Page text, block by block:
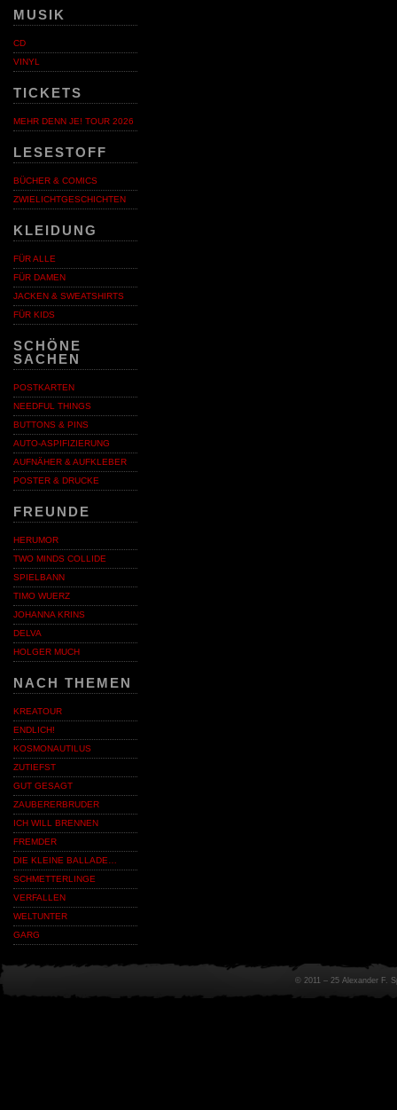
MUSIK
CD
VINYL
TICKETS
MEHR DENN JE! TOUR 2026
LESESTOFF
BÜCHER & COMICS
ZWIELICHTGESCHICHTEN
KLEIDUNG
FÜR ALLE
FÜR DAMEN
JACKEN & SWEATSHIRTS
FÜR KIDS
SCHÖNE
SACHEN
POSTKARTEN
NEEDFUL THINGS
BUTTONS & PINS
AUTO-ASPIFIZIERUNG
AUFNÄHER & AUFKLEBER
POSTER & DRUCKE
FREUNDE
HERUMOR
TWO MINDS COLLIDE
SPIELBANN
TIMO WUERZ
JOHANNA KRINS
DELVA
HOLGER MUCH
NACH THEMEN
KREATOUR
ENDLICH!
KOSMONAUTILUS
ZUTIEFST
GUT GESAGT
ZAUBERERBRUDER
ICH WILL BRENNEN
FREMDER
DIE KLEINE BALLADE…
SCHMETTERLINGE
VERFALLEN
WELTUNTER
GARG
© 2011 – 25 Alexander F.